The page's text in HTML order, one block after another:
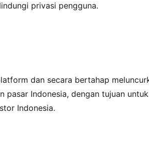
privasi pengguna.
dan secara bertahap
pasar Indonesia, dengan tujuan
Indonesia.